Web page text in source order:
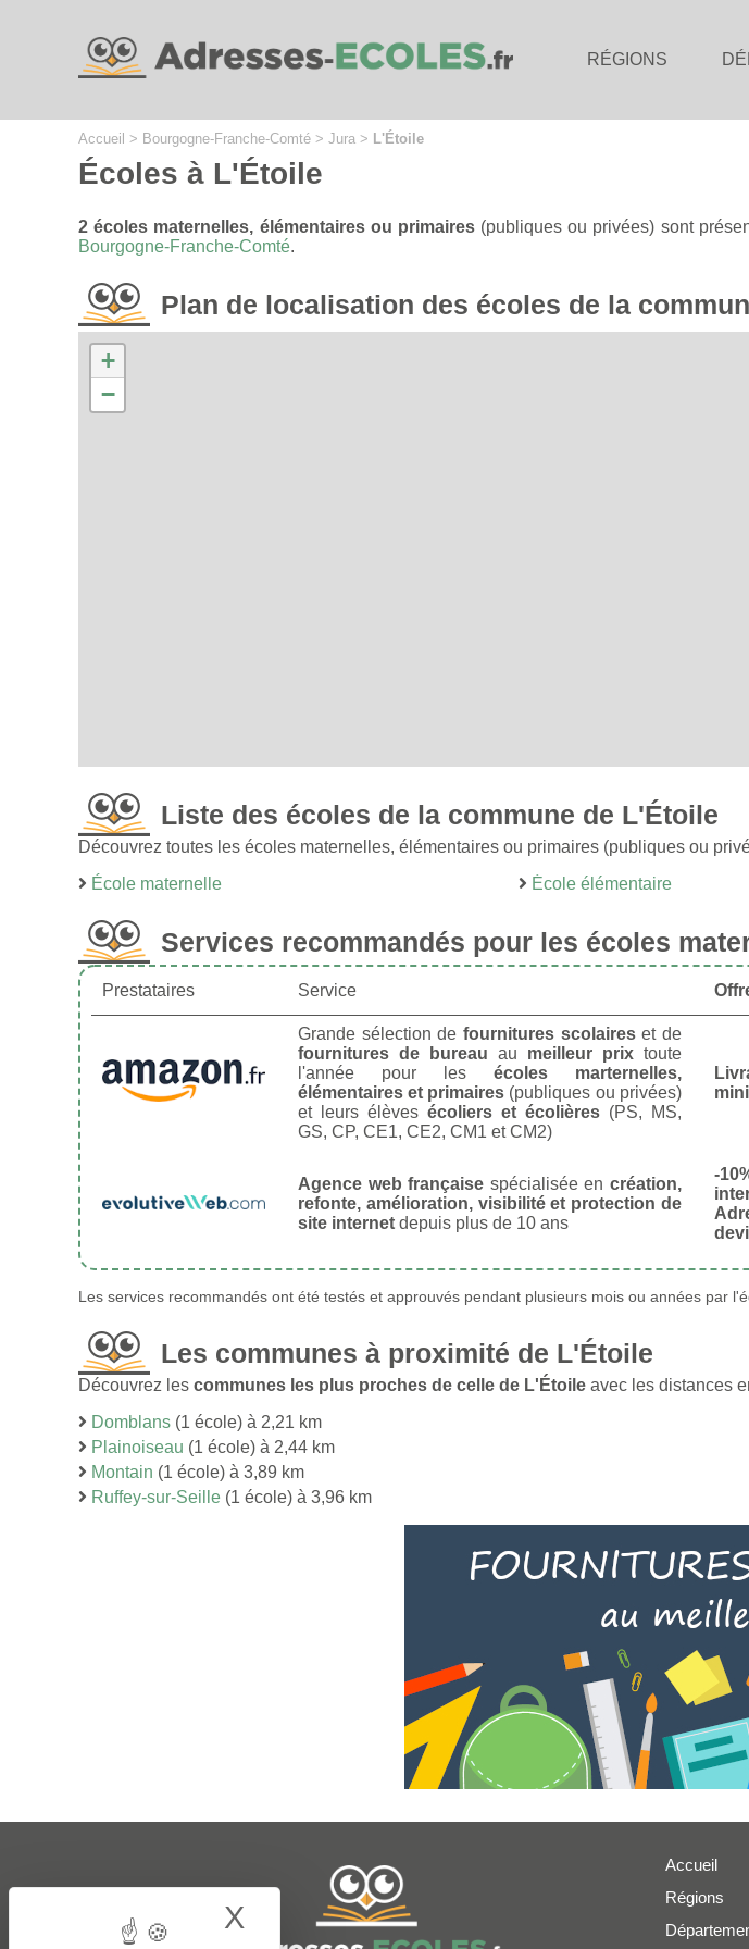
RÉGIONS
Accueil > Bourgogne-Franche-Comté > Jura > L'Étoile
Écoles à L'Étoile
2 écoles maternelles, élémentaires ou primaires(publiques ou privées) sont
Bourgogne-Franche-Comté.
Plan de localisation des écoles de la
+
−
Liste des écoles de la commune de L'Étoile
Découvrez toutes les écoles maternelles, élémentaires ou primaires (publiques ou
École maternelle
École élémentaire
Services recommandés pour les écoles
Prestataires Service
Grande sélection de fournitures scolaireset de
fournitures de bureau au meilleur prixtoute
l'année pour les écoles marternelles,
élémentaires et primaires (publiques ou privées)
et leurs élèves écoliers et écolières(PS, MS,
GS, CP, CE1, CE2, CM1 et CM2)
Agence web française spécialisée en création,
refonte, amélioration, visibilité et protection de
site internet depuis plus de 10 ans
-
Les services recommandés ont été testés et approuvés pendant plusieurs mois ou années par
Les communes à proximité de L'Étoile
Découvrez les communes les plus proches de celle de L'Étoile avec les distances
Domblans (1 école) à 2,21 km
Plainoiseau (1 école) à 2,44 km
Montain (1 école) à 3,89 km
Ruffey-sur-Seille (1 école) à 3,96 km
Accueil
Régions
X Hide cookie banner